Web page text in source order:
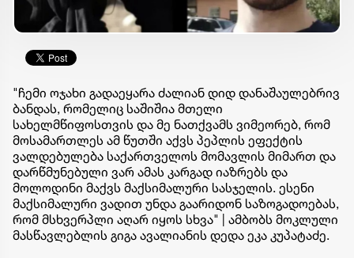
"ჩემი ოჯახი გადაეყარა ძალიან დიდ დანაშაულებრივ
ბანდას, რომელიც საშიშია მთელი
სახელმწიფოსთვის და მე ნათქვამს ვიმეორებ, რომ
მოსამართლეს ამ წუთში აქვს პეპლის ეფექტის
ვალდებულება საქართველოს მომავლის მიმართ და
დარწმუნებული ვარ ამას კარგად იაზრებს და
მოლოდინი მაქვს მაქსიმალური სასჯელის. ესენი
მაქსიმალური ვადით უნდა გაარიდონ საზოგადოებას,
რომ მსხვერპლი აღარ იყოს სხვა" | ამბობს მოკლული
მასწავლებლის გიგა ავალიანის დედა ეკა კუპატაძე.